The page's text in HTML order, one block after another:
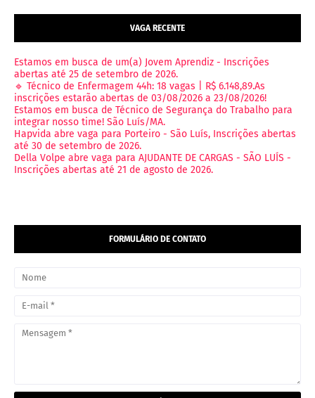
VAGA RECENTE
Estamos em busca de um(a) Jovem Aprendiz - Inscrições
abertas até 25 de setembro de 2026.
🔹 Técnico de Enfermagem 44h: 18 vagas | R$ 6.148,89.As
inscrições estarão abertas de 03/08/2026 a 23/08/2026!
Estamos em busca de Técnico de Segurança do Trabalho para
integrar nosso time! São Luís/MA.
Hapvida abre vaga para Porteiro - São Luís, Inscrições abertas
até 30 de setembro de 2026.
Della Volpe abre vaga para AJUDANTE DE CARGAS - SÃO LUÍS -
Inscrições abertas até 21 de agosto de 2026.
FORMULÁRIO DE CONTATO